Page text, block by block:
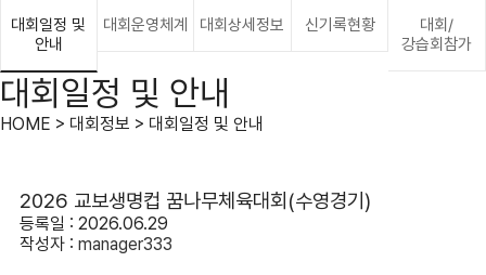
대회일정 및
안내
대회운영체계 대회상세정보 신기록현황
대회/
강습회참가
대회일정 및 안내
HOME > 대회정보 > 대회일정 및 안내
2026 교보생명컵 꿈나무체육대회(수영경기)
등록일 : 2026.06.29
작성자 : manager333